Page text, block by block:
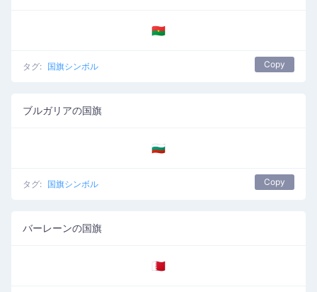
🇧🇫
タグ: 国旗シンボル Copy
ブルガリアの国旗
🇧🇬
タグ: 国旗シンボル Copy
バーレーンの国旗
🇧🇭